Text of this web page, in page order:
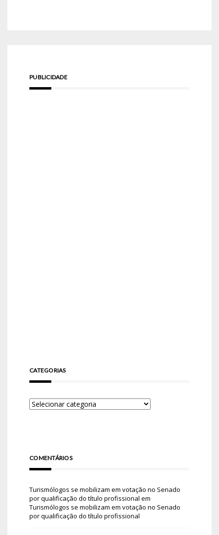
PUBLICIDADE
CATEGORIAS
COMENTÁRIOS
Turismólogos se mobilizam em votação no Senado
por qualificação do título profissional em
Turismólogos se mobilizam em votação no Senado
por qualificação do título profissional